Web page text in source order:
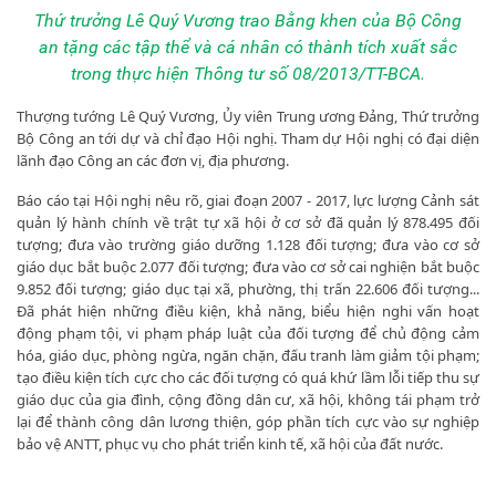
Thứ trưởng Lê Quý Vương trao Bằng khen của Bộ Công
an tặng các tập thể và cá nhân có thành tích xuất sắc
trong thực hiện Thông tư số 08/2013/TT-BCA.
Thượng tướng Lê Quý Vương, Ủy viên Trung ương Đảng, Thứ trưởng
Bộ Công an tới dự và chỉ đạo Hội nghị. Tham dự Hội nghị có đại diện
lãnh đạo Công an các đơn vị, địa phương.
Báo cáo tại Hội nghị nêu rõ, giai đoạn 2007 - 2017, lực lượng Cảnh sát
quản lý hành chính về trật tự xã hội ở cơ sở đã quản lý 878.495 đối
tượng; đưa vào trường giáo dưỡng 1.128 đối tượng; đưa vào cơ sở
giáo dục bắt buộc 2.077 đối tượng; đưa vào cơ sở cai nghiện bắt buộc
9.852 đối tượng; giáo dục tại xã, phường, thị trấn 22.606 đối tượng...
Đã phát hiện những điều kiện, khả năng, biểu hiện nghi vấn hoạt
động phạm tội, vi phạm pháp luật của đối tượng để chủ động cảm
hóa, giáo dục, phòng ngừa, ngăn chặn, đấu tranh làm giảm tội phạm;
tạo điều kiện tích cực cho các đối tượng có quá khứ lầm lỗi tiếp thu sự
giáo dục của gia đình, cộng đồng dân cư, xã hội, không tái phạm trở
lại để thành công dân lương thiện, góp phần tích cực vào sự nghiệp
bảo vệ ANTT, phục vụ cho phát triển kinh tế, xã hội của đất nước.